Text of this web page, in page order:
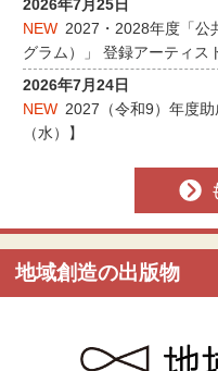
2026年7月25日
2027・2028年度「公
グラム）」 登録アーティス
2026年7月24日
2027（令和9）年度
（水）】
地域創造の出版物